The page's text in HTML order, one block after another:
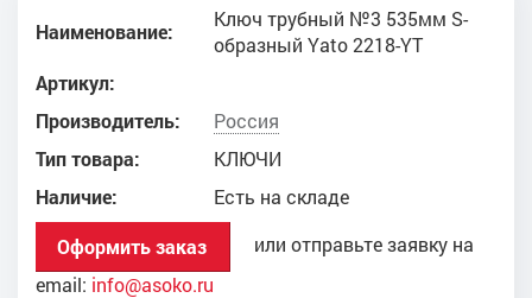
Наименование:
Ключ трубный №3 535мм S-
образный Yato 2218-YT
Артикул:
Производитель:
Россия
Тип товара:
КЛЮЧИ
Наличие:
Есть на складе
Оформить заказ
или отправьте заявку на
email: info@asoko.ru